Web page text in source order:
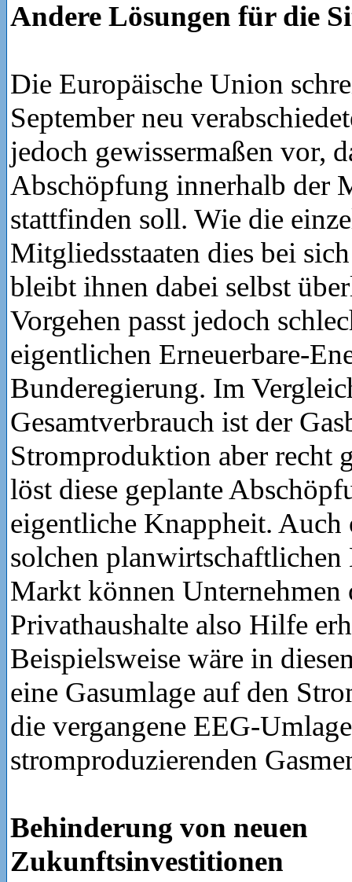
Andere Lösungen für die
Die Europäische Union
September neu
jedoch gewissermaßen vor,
Abschöpfung innerhalb der
stattfinden soll. Wie die
Mitgliedsstaaten dies bei
bleibt ihnen dabei selbst
Vorgehen passt jedoch
eigentlichen Erneuerbare-
Bunderegierung. Im
Gesamtverbrauch ist der
Stromproduktion aber recht
löst diese geplante
eigentliche Knappheit. Auch
solchen
Markt können Unternehmen
Privathaushalte also Hilfe
Beispielsweise wäre in
eine Gasumlage auf den
die vergangene EEG-
stromproduzierenden
Behinderung von neuen
Zukunftsinvestitionen